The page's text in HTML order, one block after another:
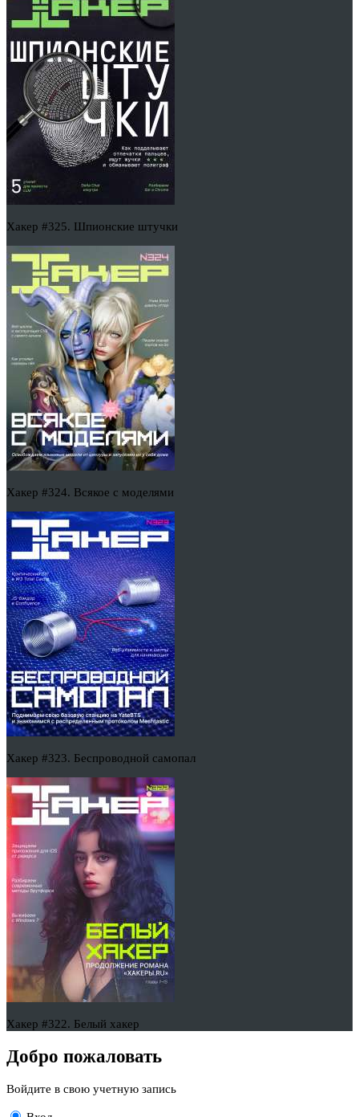
Хакер #325. Шпионские штучки
Хакер #324. Всякое с моделями
Хакер #323. Беспроводной самопал
Хакер #322. Белый хакер
Добро пожаловать
Войдите в свою учетную запись